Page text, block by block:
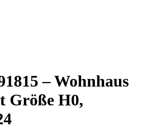
– Wohnhaus
Größe H0,